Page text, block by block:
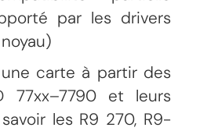
par les drivers
une carte à partir des
77xx–7790 et leurs
les R9 270, R9-